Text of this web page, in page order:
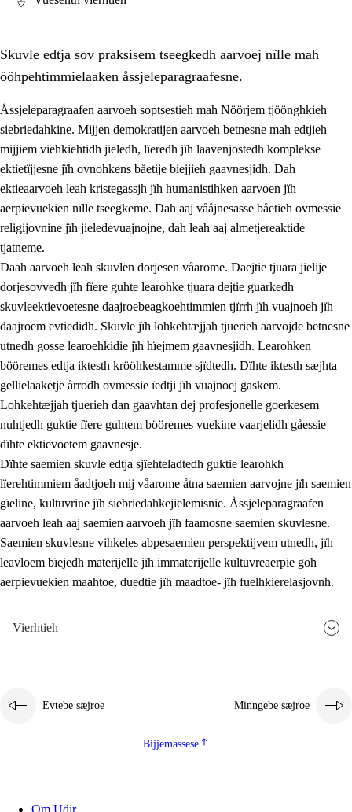
1. Lïerehtimmien aarvoevåarome
1.1 Almetjeaarvoe
1.2 Identiteete jïh kulturellen gellievoete
1.3
1.4
Skaepiedimmievoeteaavoe, eadtjohkevoete jïh
goerehtimmievæljoe
1.5 Eatnemem krööhkestidh jïh byjresegoerkesevoete
1.6 Demokratije jïh meatanårrome
Skuvle edtja sov praksisem tseegkedh aarvoej nïlle mah
ööhpehtimmielaaken åssjeleparagraafesne.
Åssjeleparagraafen aarvoeh soptsestieh mah Nöörjem tjöönghkieh
siebriedahkine. Mijjen demokratijen aarvoeh betnesne mah edtjieh
mijjiem viehkiehtidh jieledh, lïeredh jïh laavenjostedh komplekse
ektietïjjesne jïh ovnohkens båetije biejjieh gaavnesjidh. Dah
ektieaarvoeh leah kristegassjh jïh humanistihken aarvoen jïh
aerpievuekien nïlle tseegkeme. Dah aaj vååjnesasse båetieh ovmessie
religijovnine jïh jieledevuajnojne, dah leah aaj almetjereaktide
tjatneme.
Daah aarvoeh leah skuvlen dorjesen våarome. Daejtie tjuara jielije
dorjesovvedh jïh fïere guhte learohke tjuara dejtie guarkedh
skuvleektievoetesne daajroebeagkoehtimmien tjïrrh jïh vuajnoeh jïh
daajroem evtiedidh. Skuvle jïh lohkehtæjjah tjuerieh aarvojde betnesne
utnedh gosse learoehkidie jïh hïejmem gaavnesjidh. Learohken
bööremes edtja iktesth krööhkestamme sjïdtedh. Dïhte iktesth sæjhta
gellielaaketje årrodh ovmessie ïedtji jïh vuajnoej gaskem.
Lohkehtæjjah tjuerieh dan gaavhtan dej profesjonelle goerkesem
nuhtjedh guktie fïere guhtem bööremes vuekine vaarjelidh gåessie
dïhte ektievoetem gaavnesje.
Dïhte saemien skuvle edtja sjïehteladtedh guktie learohkh
lïerehtimmiem åadtjoeh mij våarome åtna saemien aarvojne jïh saemien
gïeline, kultuvrine jïh siebriedahkejielemisnie. Åssjeleparagraafen
aarvoeh leah aaj saemien aarvoeh jïh faamosne saemien skuvlesne.
Saemien skuvlesne vihkeles abpesaemien perspektijvem utnedh, jïh
leavloem bïejedh materijelle jïh immaterijelle kultuvreaerpie goh
aerpievuekien maahtoe, duedtie jïh maadtoe- jïh fuelhkierelasjovnh.
Vierhtieh
Evtebe sæjroe Minngebe sæjroe
Bijjemassese